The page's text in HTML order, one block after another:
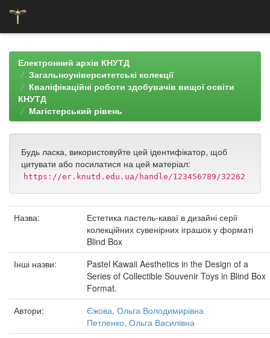
navigationЕлектронний архів КНУТД
Загальноуніверситетські колекції
Кваліфікаційні роботи здобувачів вищої освіти
КНУТД
Магістерський рівень
Будь ласка, використовуйте цей ідентифікатор, щоб
цитувати або посилатися на цей матеріал:
https://er.knutd.edu.ua/handle/123456789/32262
Назва:
Естетика пастель-каваї в дизайні серії
колекційних сувенірних іграшок у форматі
Blind Box
Інші назви:
Pastel Kawaii Aesthetics in the Design of a
Series of Collectible Souvenir Toys in Blind Box
Format.
Автори:
Єжова, Ольга Володимирівна
Петленко, Ольга Василівна